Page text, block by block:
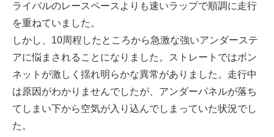
ライバルのレースペースよりも速いラップで順調に走行
を重ねていました。
しかし、10周程したところから急激な強いアンダーステ
アに悩まされることになりました。ストレートではボン
ネットが激しく揺れ明らかな異常がありました。走行中
は原因がわかりませんでしたが、アンダーパネルが落ち
てしまい下から空気が入り込んでしまっていた状況でし
た。